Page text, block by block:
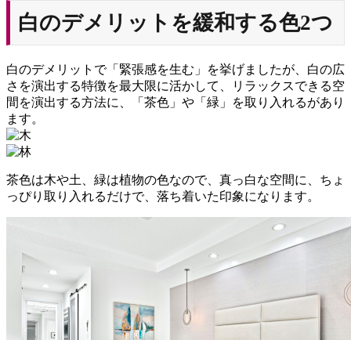
白のデメリットを緩和する色2つ
白のデメリットで「緊張感を生む」を挙げましたが、白の広
さを演出する特徴を最大限に活かして、リラックスできる空
間を演出する方法に、「茶色」や「緑」を取り入れるがあり
ます。
茶色は木や土、緑は植物の色なので、真っ白な空間に、ちょ
っぴり取り入れるだけで、落ち着いた印象になります。